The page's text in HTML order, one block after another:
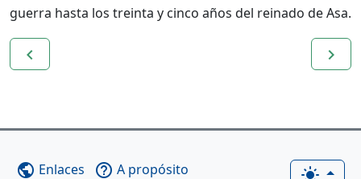
guerra hasta los treinta y cinco años del reinado de Asa.
navigate_before navigate_next
light_mode
public Enlaces help_outline A propósito